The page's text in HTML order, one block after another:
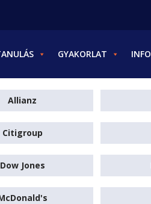
GYAKORLAT INFO
Allianz
Citigroup
Dow Jones